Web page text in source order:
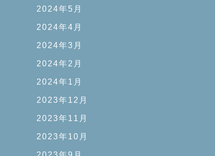
2024年5月
2024年4月
2024年3月
2024年2月
2024年1月
2023年12月
2023年11月
2023年10月